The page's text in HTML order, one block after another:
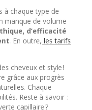
à chaque type de
manque de volume
d’efficacité
. En outre, les tarifs
cheveux et style !
grâce aux progrès
Chaque
Reste à savoir :
capillaire ?